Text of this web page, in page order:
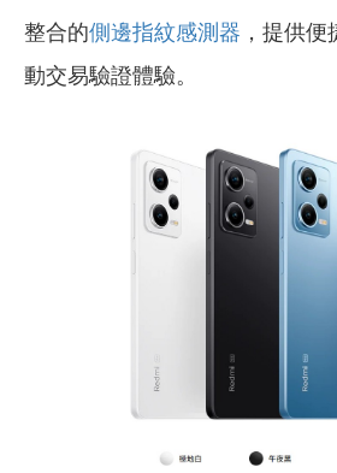
整合的側邊指紋感測器 ，提供
動交易驗證體驗。